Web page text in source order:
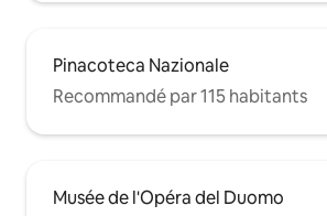
Pinacoteca Nazionale
Recommandé par 115 habitants
Musée de l'Opéra del Duomo